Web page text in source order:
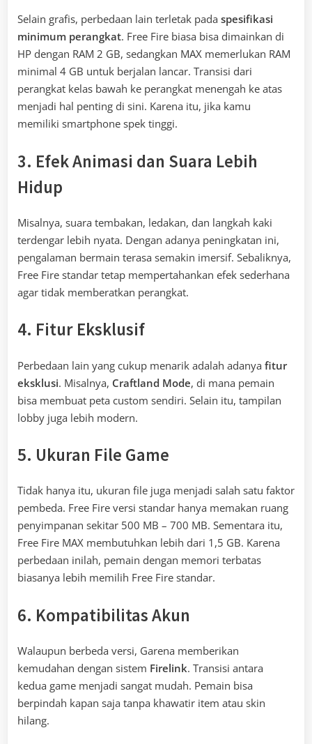
Selain grafis, perbedaan lain terletak pada spesifikasi
minimum perangkat. Free Fire biasa bisa dimainkan di
HP dengan RAM 2 GB, sedangkan MAX memerlukan RAM
minimal 4 GB untuk berjalan lancar. Transisi dari
perangkat kelas bawah ke perangkat menengah ke atas
menjadi hal penting di sini. Karena itu, jika kamu
memiliki smartphone spek tinggi.
3. Efek Animasi dan Suara Lebih
Hidup
Misalnya, suara tembakan, ledakan, dan langkah kaki
terdengar lebih nyata. Dengan adanya peningkatan ini,
pengalaman bermain terasa semakin imersif. Sebaliknya,
Free Fire standar tetap mempertahankan efek sederhana
agar tidak memberatkan perangkat.
4. Fitur Eksklusif
Perbedaan lain yang cukup menarik adalah adanya fitur
eksklusi. Misalnya, Craftland Mode, di mana pemain
bisa membuat peta custom sendiri. Selain itu, tampilan
lobby juga lebih modern.
5. Ukuran File Game
Tidak hanya itu, ukuran file juga menjadi salah satu faktor
pembeda. Free Fire versi standar hanya memakan ruang
penyimpanan sekitar 500 MB – 700 MB. Sementara itu,
Free Fire MAX membutuhkan lebih dari 1,5 GB. Karena
perbedaan inilah, pemain dengan memori terbatas
biasanya lebih memilih Free Fire standar.
6. Kompatibilitas Akun
Walaupun berbeda versi, Garena memberikan
kemudahan dengan sistem Firelink. Transisi antara
kedua game menjadi sangat mudah. Pemain bisa
berpindah kapan saja tanpa khawatir item atau skin
hilang.